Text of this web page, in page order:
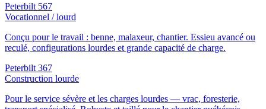
Peterbilt 567
Vocationnel / lourd
Conçu pour le travail : benne, malaxeur, chantier. Essieu avancé ou
reculé, configurations lourdes et grande capacité de charge.
Peterbilt 367
Construction lourde
Pour le service sévère et les charges lourdes — vrac, foresterie,